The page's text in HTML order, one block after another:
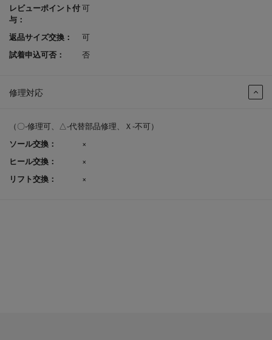
レビューポイント付
与：
可
返品サイズ交換：
可
試着申込可否：
否
修理対応
（〇-修理可、△-代替部品修理、Ｘ-不可）
ソール交換：
×
ヒール交換：
×
リフト交換：
×